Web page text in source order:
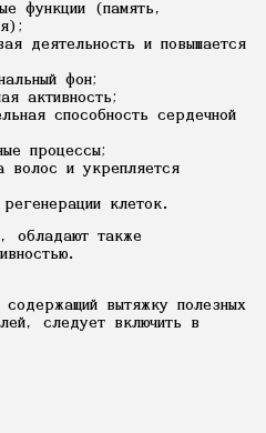
функции (память,
деятельность и повышается
фон;
активность;
способность сердечной
процессы;
волос и укрепляется
клеток.
обладают также
вытяжку полезных
следует включить в